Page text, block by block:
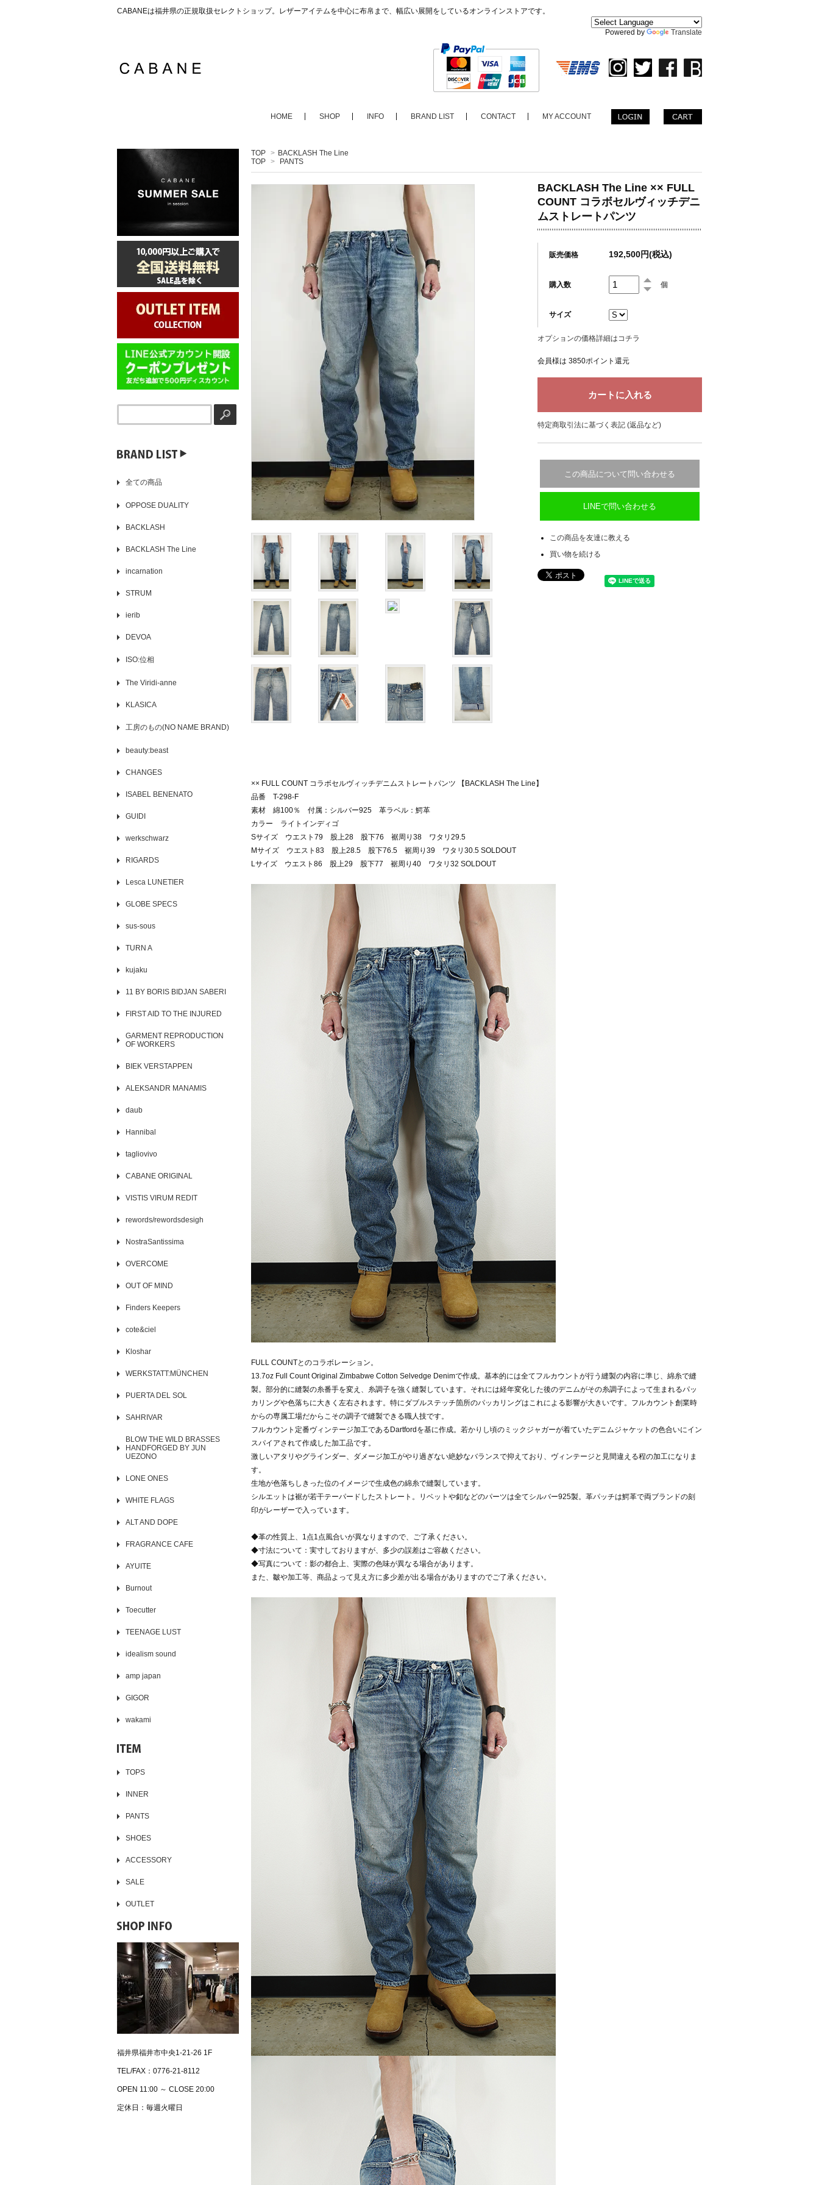
CABANEは福井県の正規取扱セレクトショップ。レザーアイテムを中心に布帛まで、幅広い展開をしているオンラインストアです。
Powered by Translate
HOME SHOP INFO BRAND LIST CONTACT MY ACCOUNT
TOP > BACKLASH The Line
TOP > PANTS
BACKLASH The Line ×× FULL
COUNT コラボセルヴィッチデニ
ムストレートパンツ
販売価格 192,500円(税込)
購入数 個
サイズ
オプションの価格詳細はコチラ
会員様は 3850ポイント還元
特定商取引法に基づく表記 (返品など)
この商品について問い合わせる
LINEで問い合わせる
この商品を友達に教える
買い物を続ける
×× FULL COUNT コラボセルヴィッチデニムストレートパンツ 【BACKLASH The Line】
品番 T-298-F
素材 綿100％ 付属：シルバー925 革ラベル：鰐革
カラー ライトインディゴ
Sサイズ ウエスト79 股上28 股下76 裾周り38 ワタリ29.5
Mサイズ ウエスト83 股上28.5 股下76.5 裾周り39 ワタリ30.5 SOLDOUT
Lサイズ ウエスト86 股上29 股下77 裾周り40 ワタリ32 SOLDOUT
FULL COUNTとのコラボレーション。
13.7oz Full Count Original Zimbabwe Cotton Selvedge Denimで作成。基本的には全てフルカウントが行う縫製の内容に準じ、綿糸で縫
製。部分的に縫製の糸番手を変え、糸調子を強く縫製しています。それには経年変化した後のデニムがその糸調子によって生まれるパッ
カリングや色落ちに大きく左右されます。特にダブルステッチ箇所のパッカリングはこれによる影響が大きいです。フルカウント創業時
からの専属工場だからこその調子で縫製できる職人技です。
フルカウント定番ヴィンテージ加工であるDartfordを基に作成。若かりし頃のミックジャガーが着ていたデニムジャケットの色合いにイン
スパイアされて作成した加工品です。
激しいアタリやグラインダー、ダメージ加工がやり過ぎない絶妙なバランスで抑えており、ヴィンテージと見間違える程の加工になりま
す。
生地が色落ちしきった位のイメージで生成色の綿糸で縫製しています。
シルエットは裾が若干テーパードしたストレート。リベットや釦などのパーツは全てシルバー925製。革パッチは鰐革で両ブランドの刻
印がレーザーで入っています。
◆革の性質上、1点1点風合いが異なりますので、ご了承ください。
◆寸法について：実寸しておりますが、多少の誤差はご容赦ください。
◆写真について：影の都合上、実際の色味が異なる場合があります。
また、皺や加工等、商品よって見え方に多少差が出る場合がありますのでご了承ください。
▶️
全ての商品
OPPOSE DUALITY
BACKLASH
BACKLASH The Line
incarnation
STRUM
ierib
DEVOA
ISO:位相
The Viridi-anne
KLASICA
工房のもの(NO NAME BRAND)
beauty:beast
CHANGES
ISABEL BENENATO
GUIDI
werkschwarz
RIGARDS
Lesca LUNETIER
GLOBE SPECS
sus-sous
TURN A
kujaku
11 BY BORIS BIDJAN SABERI
FIRST AID TO THE INJURED
GARMENT REPRODUCTION
OF WORKERS
BIEK VERSTAPPEN
ALEKSANDR MANAMIS
daub
Hannibal
tagliovivo
CABANE ORIGINAL
VISTIS VIRUM REDIT
rewords/rewordsdesigh
NostraSantissima
OVERCOME
OUT OF MIND
Finders Keepers
cote&ciel
Kloshar
WERKSTATT:MÜNCHEN
PUERTA DEL SOL
SAHRIVAR
BLOW THE WILD BRASSES
HANDFORGED BY JUN
UEZONO
LONE ONES
WHITE FLAGS
ALT AND DOPE
FRAGRANCE CAFE
AYUITE
Burnout
Toecutter
TEENAGE LUST
idealism sound
amp japan
GIGOR
wakami
TOPS
INNER
PANTS
SHOES
ACCESSORY
SALE
OUTLET
福井県福井市中央1-21-26 1F
TEL/FAX：0776-21-8112
OPEN 11:00 ～ CLOSE 20:00
定休日：毎週火曜日